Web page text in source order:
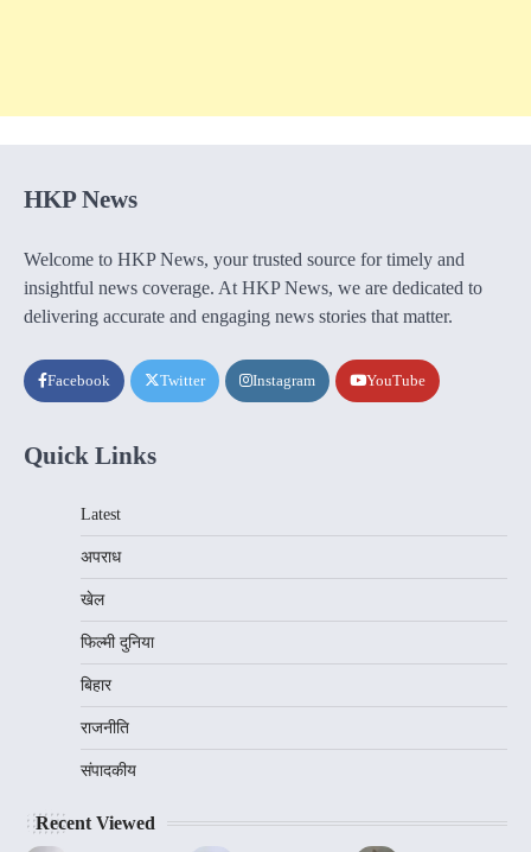
HKP News
Welcome to HKP News, your trusted source for timely and
insightful news coverage. At HKP News, we are dedicated to
delivering accurate and engaging news stories that matter.
Facebook Twitter Instagram YouTube
Quick Links
Latest
अपराध
खेल
फिल्मी दुनिया
बिहार
राजनीति
संपादकीय
Recent Viewed